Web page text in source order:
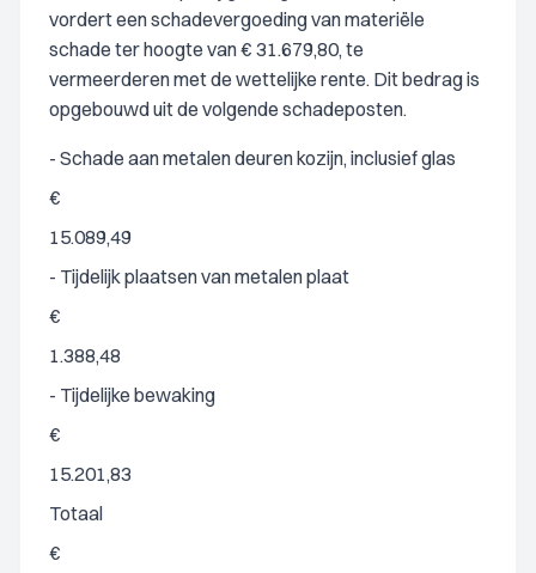
vordert een schadevergoeding van materiële
schade ter hoogte van € 31.679,80, te
vermeerderen met de wettelijke rente. Dit bedrag is
opgebouwd uit de volgende schadeposten.
- Schade aan metalen deuren kozijn, inclusief glas
€
15.089,49
- Tijdelijk plaatsen van metalen plaat
€
1.388,48
- Tijdelijke bewaking
€
15.201,83
Totaal
€